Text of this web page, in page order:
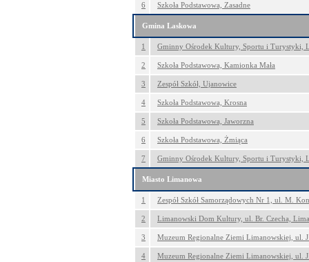
6 Szkoła Podstawowa, Zasadne
Gmina Laskowa
1 Gminny Ośrodek Kultury, Sportu i Turystyki,
2 Szkoła Podstawowa, Kamionka Mała
3 Zespół Szkół, Ujanowice
4 Szkoła Podstawowa, Krosna
5 Szkoła Podstawowa, Jaworzna
6 Szkoła Podstawowa, Żmiąca
7 Gminny Ośrodek Kultury, Sportu i Turystyki,
Miasto Limanowa
1 Zespół Szkół Samorządowych Nr 1, ul. M.
2 Limanowski Dom Kultury, ul. Br. Czecha,
3 Muzeum Regionalne Ziemi Limanowskiej, ul.
4 Muzeum Regionalne Ziemi Limanowskiej, ul.